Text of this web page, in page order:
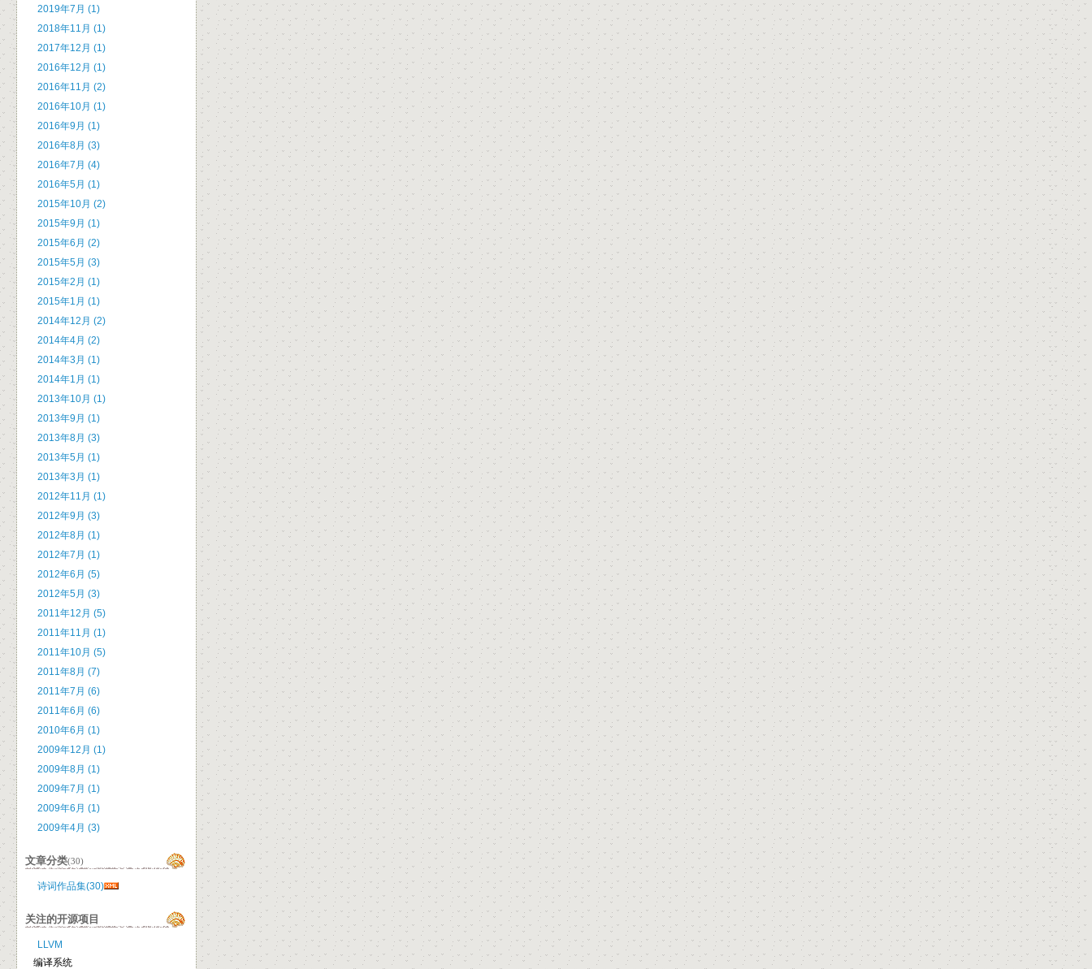
2019年7月 (1)
2018年11月 (1)
2017年12月 (1)
2016年12月 (1)
2016年11月 (2)
2016年10月 (1)
2016年9月 (1)
2016年8月 (3)
2016年7月 (4)
2016年5月 (1)
2015年10月 (2)
2015年9月 (1)
2015年6月 (2)
2015年5月 (3)
2015年2月 (1)
2015年1月 (1)
2014年12月 (2)
2014年4月 (2)
2014年3月 (1)
2014年1月 (1)
2013年10月 (1)
2013年9月 (1)
2013年8月 (3)
2013年5月 (1)
2013年3月 (1)
2012年11月 (1)
2012年9月 (3)
2012年8月 (1)
2012年7月 (1)
2012年6月 (5)
2012年5月 (3)
2011年12月 (5)
2011年11月 (1)
2011年10月 (5)
2011年8月 (7)
2011年7月 (6)
2011年6月 (6)
2010年6月 (1)
2009年12月 (1)
2009年8月 (1)
2009年7月 (1)
2009年6月 (1)
2009年4月 (3)
文章分类(30)
诗词作品集(30)
关注的开源项目
LLVM
编译系统